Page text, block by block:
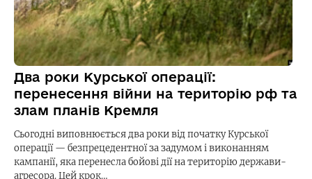
Два роки Курської операції:
перенесення війни на територію рф та
злам планів Кремля
Сьогодні виповнюється два роки від початку Курської
операції — безпрецедентної за задумом і виконанням
кампанії, яка перенесла бойові дії на територію держави-
агресора. Цей крок…